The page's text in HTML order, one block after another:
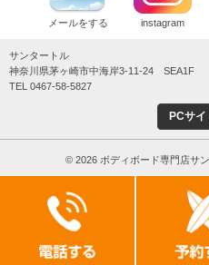
メールをする instagram
サンタートル
神奈川県茅ヶ崎市中海岸3-11-24 SEA1F
TEL 0467-58-5827
PCサ
© 2026 ボディボード専門店サ